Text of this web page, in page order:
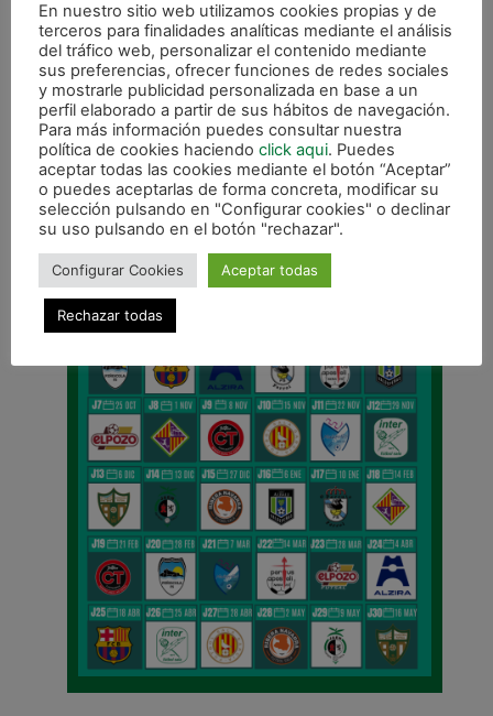
ANTERIOR
Osasuna Magna viaja a Cartagena antes de recibir a Palma Fútsal
CALENDARIO DE LIGA
En nuestro sitio web utilizamos cookies propias y de
terceros para finalidades analíticas mediante el análisis
del tráfico web, personalizar el contenido mediante
sus preferencias, ofrecer funciones de redes sociales
y mostrarle publicidad personalizada en base a un
perfil elaborado a partir de sus hábitos de navegación.
Para más información puedes consultar nuestra
política de cookies haciendo click aqui. Puedes
aceptar todas las cookies mediante el botón “Aceptar”
o puedes aceptarlas de forma concreta, modificar su
selección pulsando en "Configurar cookies" o declinar
su uso pulsando en el botón "rechazar".
Configurar Cookies Aceptar todas
Rechazar todas